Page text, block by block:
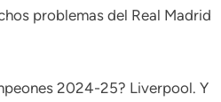
problemas del Real Madrid
2024-25? Liverpool. Y